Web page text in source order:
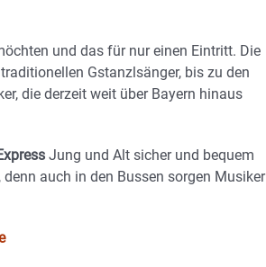
und das für nur einen Eintritt. Die
Gstanzlsänger, bis zu den
die derzeit weit über Bayern hinaus
Jung und Alt sicher und bequem
auch in den Bussen sorgen Musiker